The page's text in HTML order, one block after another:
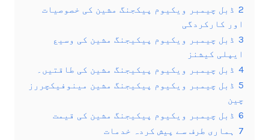
2 ڈبل چیمبر ویکیوم پیکجنگ مشین کی خصوصیات
اور کارکردگی
3 ڈبل چیمبر ویکیوم پیکیجنگ مشین کی وسیع
ایپلی کیشنز
4 ڈبل چیمبر ویکیوم پیکیجنگ مشین کی طاقتیں۔
5 ڈبل چیمبر ویکیوم پیکیجنگ مشین مینوفیکچررز
چین
6 ڈبل چیمبر ویکیوم پیکیجنگ مشین کی قیمت
7
ہماری طرف سے پیش کردہ خدمات